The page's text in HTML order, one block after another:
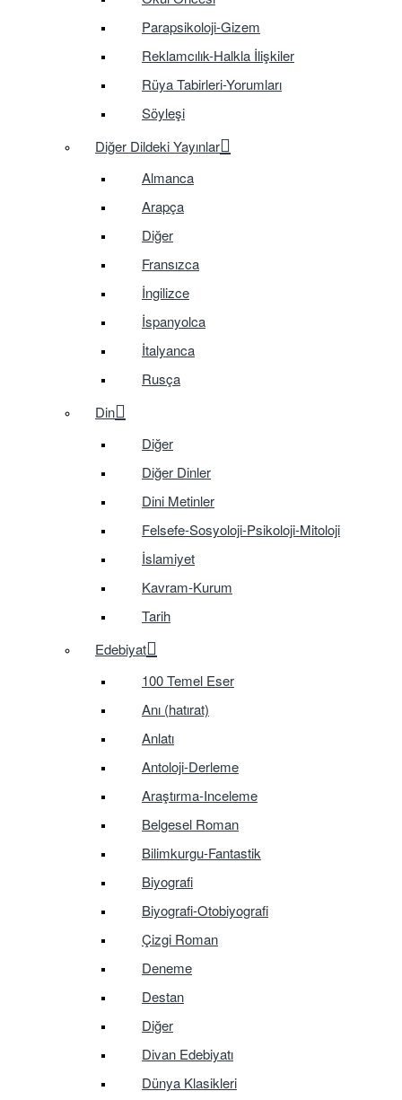
Parapsikoloji-Gizem
Reklamcılık-Halkla İlişkiler
Rüya Tabirleri-Yorumları
Söyleşi
Diğer Dildeki Yayınlar
Almanca
Arapça
Diğer
Fransızca
İngilizce
İspanyolca
İtalyanca
Rusça
Din
Diğer
Diğer Dinler
Dini Metinler
Felsefe-Sosyoloji-Psikoloji-Mitoloji
İslamiyet
Kavram-Kurum
Tarih
Edebiyat
100 Temel Eser
Anı (hatırat)
Anlatı
Antoloji-Derleme
Araştırma-Inceleme
Belgesel Roman
Bilimkurgu-Fantastik
Biyografi
Biyografi-Otobiyografi
Çizgi Roman
Deneme
Destan
Diğer
Divan Edebiyatı
Dünya Klasikleri